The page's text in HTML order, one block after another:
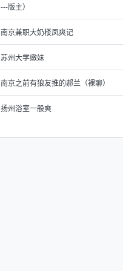
---版主）
南京兼职大奶楼凤爽记
苏州大学嫩妹
南京之前有狼友推的郝兰（裸聊）
扬州浴室一般爽